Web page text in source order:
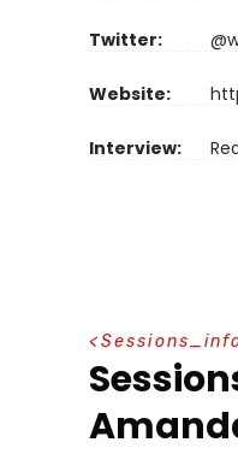
Twitter:
Website:
Interview:
Sessions_inf